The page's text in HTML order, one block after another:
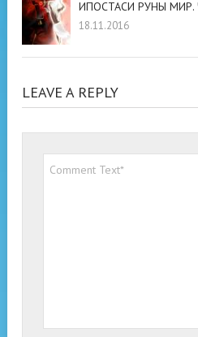
ИПОСТАСИ РУНЫ МИР.
18.11.2016
LEAVE A REPLY